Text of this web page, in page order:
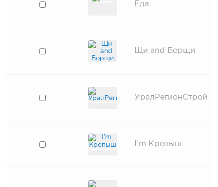
Еда
Щи and Борщи
УралРегионСтрой
I’m Крепыш